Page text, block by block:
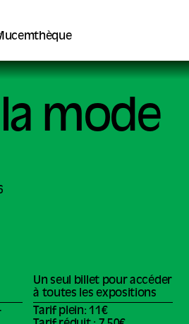
mode
Un seul billet pour accéder
à toutes les expositions
Tarif plein: 11€